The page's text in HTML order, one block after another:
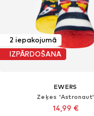
2 iepakojumā
IZPĀRDOŠANA
EWERS
Zeķes 'Astronaut'
14,99 €